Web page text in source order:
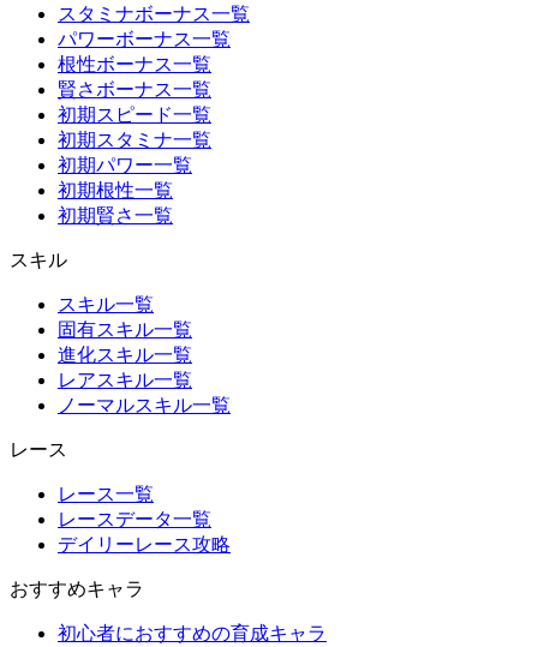
スタミナボーナス一覧
パワーボーナス一覧
根性ボーナス一覧
賢さボーナス一覧
初期スピード一覧
初期スタミナ一覧
初期パワー一覧
初期根性一覧
初期賢さ一覧
スキル
スキル一覧
固有スキル一覧
進化スキル一覧
レアスキル一覧
ノーマルスキル一覧
レース
レース一覧
レースデータ一覧
デイリーレース攻略
おすすめキャラ
初心者におすすめの育成キャラ